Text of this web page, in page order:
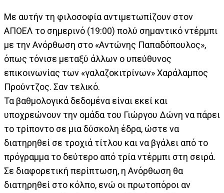
Με αυτήν τη φιλοσοφία αντιμετωπίζουν στον
ΑΠΟΕΛ το σημερινό (19:00) πολύ σημαντικό ντέρμπι
με την Ανόρθωση στο «Αντώνης Παπαδόπουλος»,
όπως τόνισε μεταξύ άλλων ο υπεύθυνος
επικοινωνίας των «γαλαζοκιτρίνων» Χαράλαμπος
Προύντζος. Σαν τελικό.
Τα βαθμολογικά δεδομένα είναι εκεί και
υποχρεώνουν την ομάδα του Γιώργου Δώνη να πάρει
το τρίποντο σε μια δύσκολη έδρα, ώστε να
διατηρηθεί σε τροχιά τίτλου και να βγάλει από το
πρόγραμμα το δεύτερο από τρία ντέρμπι στη σειρά.
Σε διαφορετική περίπτωση, η Ανόρθωση θα
διατηρηθεί στο κόλπο, ενώ οι πρωτοπόροι αν